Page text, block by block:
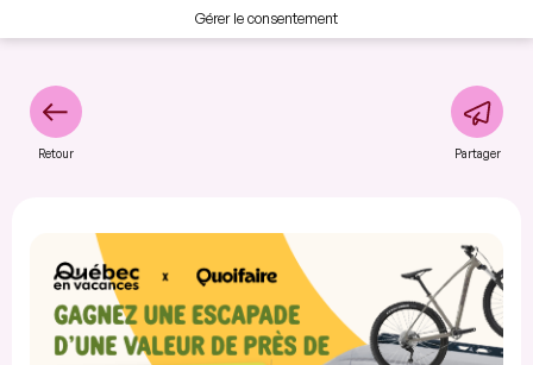
Gérer le consentement
Retour Partager